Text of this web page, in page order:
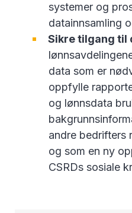
systemer og
datainnsamling
Sikre tilgang til
data som er
oppfylle
og lønnsdata
andre bedrifters
og som en ny
CSRDs sosiale